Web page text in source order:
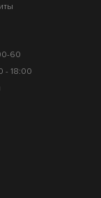
60
- 18:00